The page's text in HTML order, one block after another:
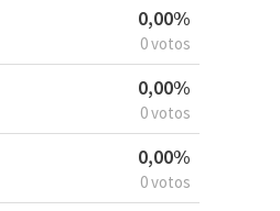
0,00%
0 votos
0,00%
0 votos
0,00%
0 votos